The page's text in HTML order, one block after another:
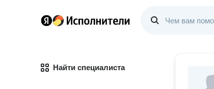
Найти специалиста